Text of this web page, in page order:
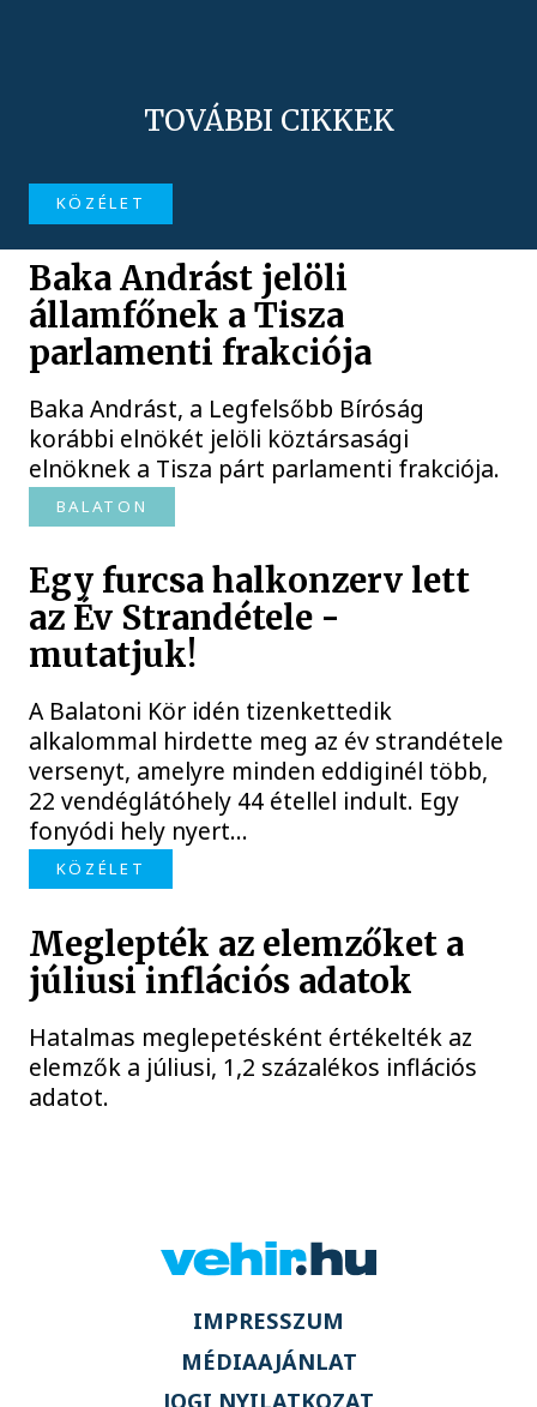
TOVÁBBI CIKKEK
KÖZÉLET
Baka Andrást jelöli
államfőnek a Tisza
parlamenti frakciója
Baka Andrást, a Legfelsőbb Bíróság
korábbi elnökét jelöli köztársasági
elnöknek a Tisza párt parlamenti frakciója.
BALATON
Egy furcsa halkonzerv lett
az Év Strandétele -
mutatjuk!
A Balatoni Kör idén tizenkettedik
alkalommal hirdette meg az év strandétele
versenyt, amelyre minden eddiginél több,
22 vendéglátóhely 44 étellel indult. Egy
fonyódi hely nyert...
KÖZÉLET
Meglepték az elemzőket a
júliusi inflációs adatok
Hatalmas meglepetésként értékelték az
elemzők a júliusi, 1,2 százalékos inflációs
adatot.
IMPRESSZUM
MÉDIAAJÁNLAT
JOGI NYILATKOZAT